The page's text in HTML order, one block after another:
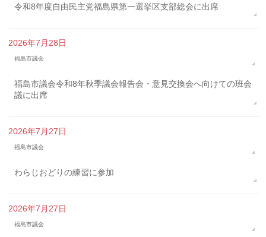
令和8年度自由民主党福島県第一選挙区支部総会に出席
2026年7月28日
福島市議会
福島市議会令和8年秋季議会報告会・意見交換会へ向けての班会
議に出席
2026年7月27日
福島市議会
わらじおどりの練習に参加
2026年7月27日
福島市議会